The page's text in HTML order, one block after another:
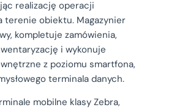
realizację operacji
terenie obiektu. Magazynier
kompletuje zamówienia,
i wykonuje
z poziomu smartfona,
terminala danych.
mobilne klasy Zebra,